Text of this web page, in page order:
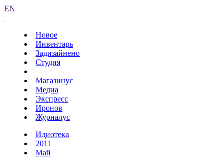
EN
Новое
Инвентарь
Задизайнено
Студия
Магазинус
Медиа
Экспресс
Иронов
Журналус
Идиотека
2011
Май